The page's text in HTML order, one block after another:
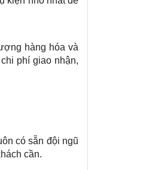
hàng hóa và
phí giao nhận,
có sẵn đội ngũ
cần.